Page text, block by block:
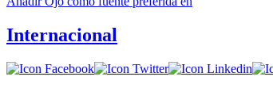
Internacional